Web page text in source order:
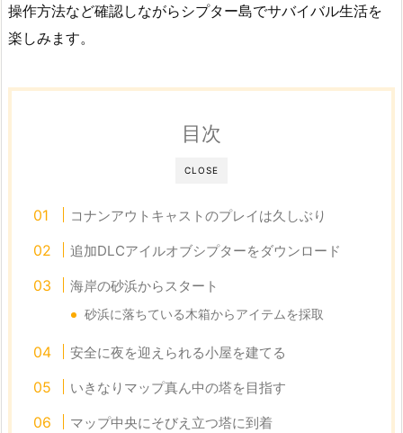
操作方法など確認しながらシプター島でサバイバル生活を
楽しみます。
CLOSE
目次
コナンアウトキャストのプレイは久しぶり
追加DLCアイルオブシプターをダウンロード
海岸の砂浜からスタート
砂浜に落ちている木箱からアイテムを採取
安全に夜を迎えられる小屋を建てる
いきなりマップ真ん中の塔を目指す
マップ中央にそびえ立つ塔に到着